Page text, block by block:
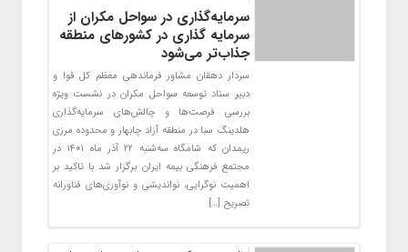
سرمایه‌گذاری در سواحل مکران از
سرمایه گذاری در کشورهای منطقه
جذاب‌تر می‌شود
سردار دهقان مشاور فرماندهی معظم کل قوا و
دبیر ستاد توسعه سواحل مکران در نشست ویژه
بررسی فرصت‌ها و چالش‌های سرمایه‌گذاری
هلدینگ سبا در منطقه آزاد چابهار و محدوده مرزی
ریمدان که شامگاه سه‌شنبه ۲۲ آذر ماه ۱۴۰۱ در
مجتمع فرهنگی بیمه ایران برگزار شد با تاکید بر
اهمیت نوگرایی، نواندیشی و نوآوری‌های فناورانه
تصریح […]